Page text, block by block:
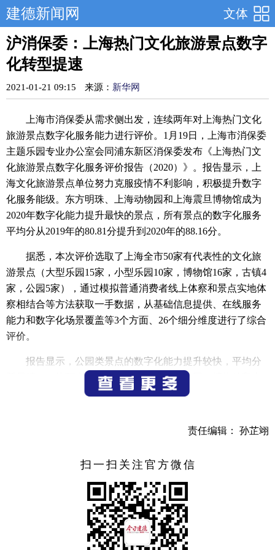
文体
建德新闻网
沪消保委：上海热门文化旅游景点数字
化转型提速
2021-01-21 09:15 来源： 新华网
上海市消保委从需求侧出发，连续两年对上海热门文化
旅游景点数字化服务能力进行评价。1月19日，上海市消保委
主题乐园专业办公室会同浦东新区消保委发布《上海热门文
化旅游景点数字化服务评价报告（2020）》。报告显示，上
海文化旅游景点单位努力克服疫情不利影响，积极提升数字
化服务能级。东方明珠、上海动物园和上海震旦博物馆成为
2020年数字化能力提升最快的景点，所有景点的数字化服务
平均分从2019年的80.81分提升到2020年的88.16分。
据悉，本次评价选取了上海全市50家有代表性的文化旅
游景点（大型乐园15家，小型乐园10家，博物馆16家，古镇4
家，公园5家），通过模拟普通消费者线上体察和景点实地体
察相结合等方法获取一手数据，从基础信息提供、在线服务
能力和数字化场景覆盖等3个方面、26个细分维度进行了综合
评价。
报告显示，公园类景点的数字化能力提升较快，平均分
跃居第一，接下来依次为大型乐园、小型乐园、博物馆和古
镇。值得关注的是，上海铁路博物馆是所有50个评价对象中
分。而在线服务能力也成为了景点数字化提升最快的方面，
在线咨询能力。如宝燕乐园、上海震旦博物馆、醉白池等景
此外，今年移动端入口更为普及。2019年，文化旅游景
点数字化主要以网站为主，2020年，除上海铁路博物馆外，
其余49家景点都有微信公众号，还有48%的景点同时提供功
能强大的微信小程序服务。如观复博物馆开发观复导览小程
责任编辑： 孙芷翊
扫一扫关注官方微信